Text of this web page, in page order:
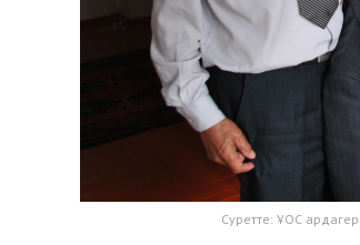
Суретте: ҰОС